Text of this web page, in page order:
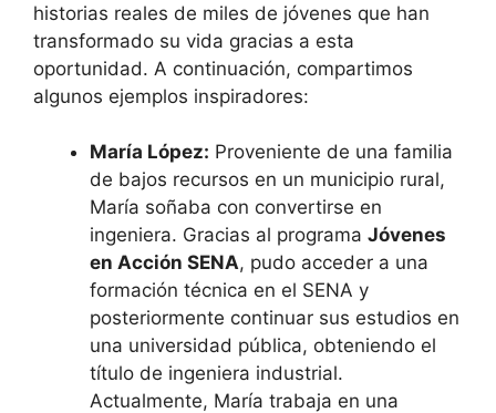
historias reales de miles de jóvenes que han
transformado su vida gracias a esta
oportunidad. A continuación, compartimos
algunos ejemplos inspiradores:
María López: Proveniente de una familia
de bajos recursos en un municipio rural,
María soñaba con convertirse en
ingeniera. Gracias al programa Jóvenes
en Acción SENA, pudo acceder a una
formación técnica en el SENA y
posteriormente continuar sus estudios en
una universidad pública, obteniendo el
título de ingeniera industrial.
Actualmente, María trabaja en una